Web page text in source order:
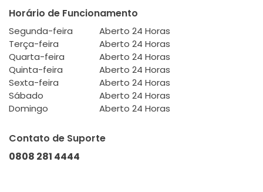
Horário de Funcionamento
Segunda-feira
Aberto 24 Horas
Terça-feira
Aberto 24 Horas
Quarta-feira
Aberto 24 Horas
Quinta-feira
Aberto 24 Horas
Sexta-feira
Aberto 24 Horas
Sábado
Aberto 24 Horas
Domingo
Aberto 24 Horas
Contato de Suporte
0808 281 4444